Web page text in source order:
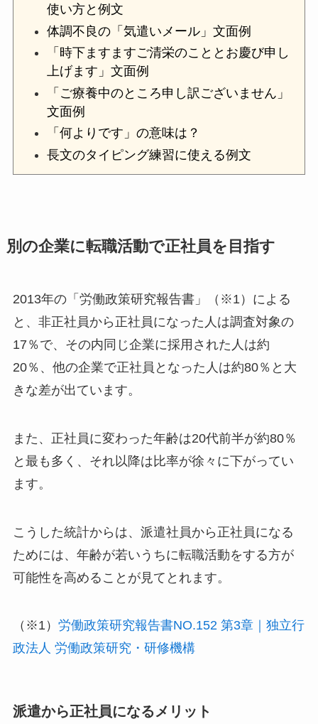
使い方と例文
体調不良の「気遣いメール」文面例
「時下ますますご清栄のこととお慶び申し
上げます」文面例
「ご療養中のところ申し訳ございません」
文面例
「何よりです」の意味は？
長文のタイピング練習に使える例文
別の企業に転職活動で正社員を目指す
2013年の「労働政策研究報告書」（※1）による
と、非正社員から正社員になった人は調査対象の
17％で、その内 同じ企業に採用された人は約
20％ 、 他の企業で正社員となった人は約80％ と大
きな差が出ています。
また、正社員に変わった年齢は20代前半が約80％
と最も多く、それ以降は比率が徐々に下がってい
ます。
こうした統計からは、派遣社員から正社員になる
ためには、 年齢が若いうちに転職活動をする方が
可能性を高める ことが見てとれます。
（※1） 労働政策研究報告書NO.152 第3章｜独立行
政法人 労働政策研究・研修機構
派遣から正社員になるメリット